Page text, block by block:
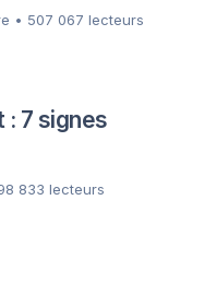
• 507 067 lecteurs
: 7 signes
833 lecteurs